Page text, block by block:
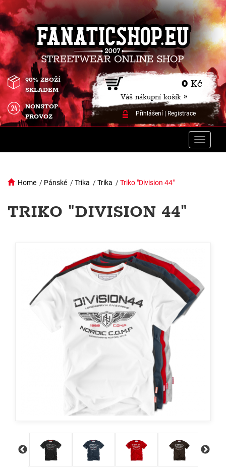
0 Kč
Váš nákupní košík »
Přihlášení| Registrace
90% ZBOŽÍ
SKLADEM
NONSTOP
PROVOZ
Toggle
Home / Pánské /Trika /Trika /Triko "Division 44"
TRIKO "DIVISION 44"